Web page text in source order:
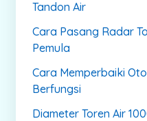
Tandon Air
Cara Pasang Radar
Pemula
Cara Memperbaiki
Berfungsi
Diameter Toren Air